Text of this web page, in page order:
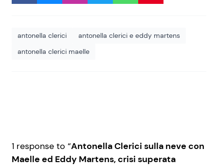
antonella clerici
antonella clerici e eddy martens
antonella clerici maelle
1 response to “Antonella Clerici sulla neve con
Maelle ed Eddy Martens, crisi superata